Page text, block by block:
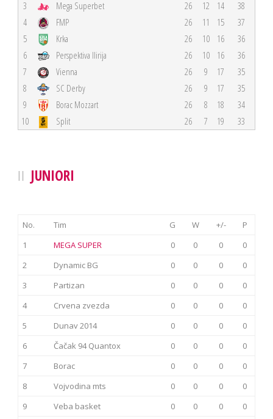
3 Mega Superbet 26 12 14
38
4
FMP 26 11 15
37
5
Krka 26 10 16
36
6
Perspektiva Ilirija 26 10 16
36
7
Vienna 26 9 17
35
8
SC Derby 26 9 17
35
9
Borac Mozzart 26 8 18
34
10
Split 26 7 19 33
JUNIORI
No. Tim G W +/-
P
1
MEGA SUPER 0 0 0
0
2
Dynamic BG 0 0 0
0
3
Partizan 0 0 0
0
4
Crvena zvezda 0 0 0
0
5
Dunav 2014 0 0 0
0
6
Čačak 94 Quantox 0 0 0
0
7
Borac 0 0 0
0
8
Vojvodina mts 0 0 0
0
9
Veba basket 0 0 0
0